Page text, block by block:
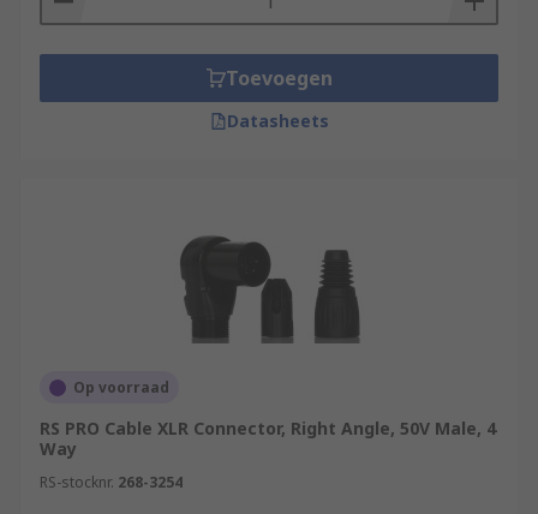
Toevoegen
Datasheets
Op voorraad
RS PRO Cable XLR Connector, Right Angle, 50V Male, 4
Way
RS-stocknr. 268-3254